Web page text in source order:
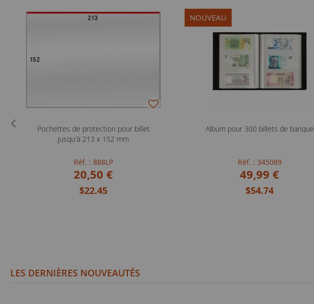
Pochettes de protection pour billet
jusqu'à 213 x 152 mm
Réf. : 888LP
20,50 €
$22.45
NOUVEAU
Album pour 300 billets de banque
Réf. : 345089
49,99 €
$54.74
LES DERNIÈRES NOUVEAUTÉS